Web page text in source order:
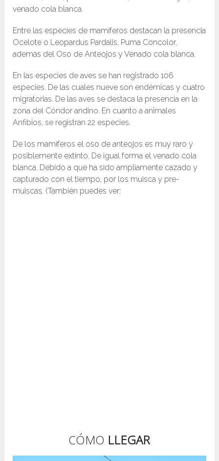
venado cola blanca.
Entre las especies de mamíferos destacan la presencia
Ocelote o Leopardus Pardalis, Puma Concolor,
además del Oso de Anteojos y Venado cola blanca.
En las especies de aves se han registrado 106
especies. De las cuales nueve son endémicas y cuatro
migratorias. De las aves se destaca la presencia en la
zona del Cóndor andino. En cuanto a animales
Anfibios, se registran 22 especies.
De los mamíferos el oso de anteojos es muy raro y
posiblemente extinto. De igual forma el venado cola
blanca. Debido a que ha sido ampliamente cazado y
capturado con el tiempo, por los muisca y pre-
muiscas. (También puedes ver:
CÓMO LLEGAR